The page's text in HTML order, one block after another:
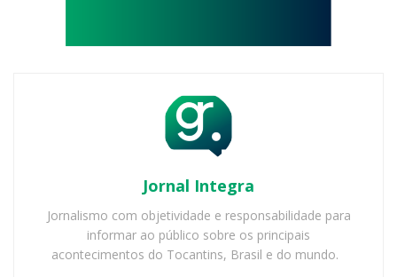
Jornal Integra
Jornalismo com objetividade e responsabilidade para
informar ao público sobre os principais
acontecimentos do Tocantins, Brasil e do mundo.